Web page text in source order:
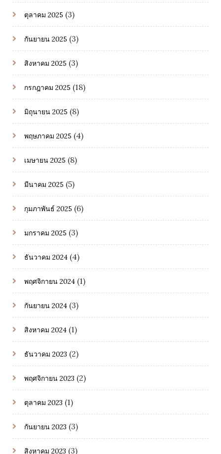
ตุลาคม 2025 (3)
กันยายน 2025 (3)
สิงหาคม 2025 (3)
กรกฎาคม 2025 (18)
มิถุนายน 2025 (8)
พฤษภาคม 2025 (4)
เมษายน 2025 (8)
มีนาคม 2025 (5)
กุมภาพันธ์ 2025 (6)
มกราคม 2025 (3)
ธันวาคม 2024 (4)
พฤศจิกายน 2024 (1)
กันยายน 2024 (3)
สิงหาคม 2024 (1)
ธันวาคม 2023 (2)
พฤศจิกายน 2023 (2)
ตุลาคม 2023 (1)
กันยายน 2023 (3)
สิงหาคม 2023 (3)